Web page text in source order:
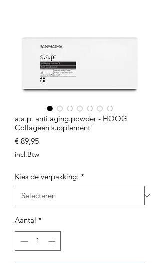
a.a.p. anti.aging.powder - HOOG
Collageen supplement
€ 89,95Prijs
incl.Btw
Kies de verpakking: *
Aantal *